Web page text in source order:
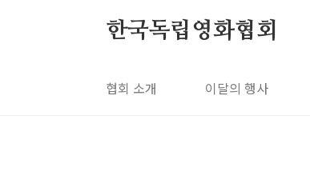
한국독립영화협회
협회 소개 이달의 행사